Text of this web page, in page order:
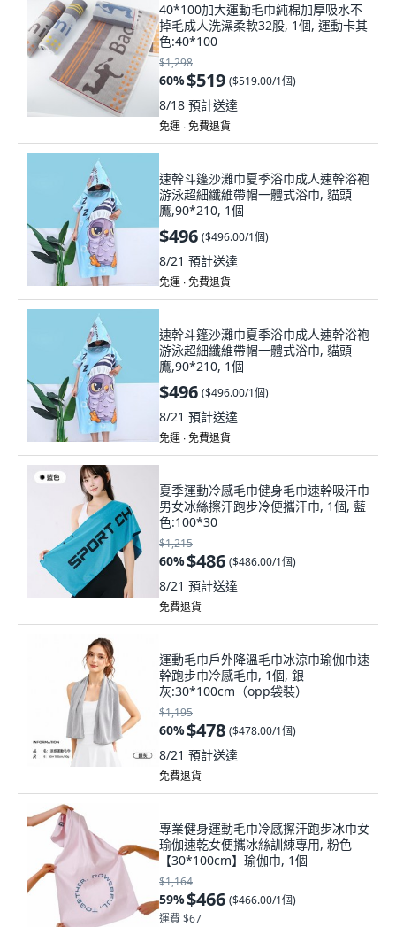
40*100加大運動毛巾純棉加厚吸水不
掉毛成人洗澡柔軟32股, 1個, 運動卡其
色:40*100
$1,298
60%$519 ($519.00/1個)
8/18 預計送達
免運 ∙ 免費退貨
速幹斗篷沙灘巾夏季浴巾成人速幹浴袍
游泳超細纖維帶帽一體式浴巾, 貓頭
鷹,90*210, 1個
$496 ($496.00/1個)
8/21 預計送達
免運 ∙ 免費退貨
速幹斗篷沙灘巾夏季浴巾成人速幹浴袍
游泳超細纖維帶帽一體式浴巾, 貓頭
鷹,90*210, 1個
$496 ($496.00/1個)
8/21 預計送達
免運 ∙ 免費退貨
夏季運動冷感毛巾健身毛巾速幹吸汗巾
男女冰絲擦汗跑步冷便攜汗巾, 1個, 藍
色:100*30
$1,215
60%$486 ($486.00/1個)
8/21 預計送達
免費退貨
運動毛巾戶外降溫毛巾冰涼巾瑜伽巾速
幹跑步巾冷感毛巾, 1個, 銀
灰:30*100cm（opp袋裝）
$1,195
60%$478 ($478.00/1個)
8/21 預計送達
免費退貨
專業健身運動毛巾冷感擦汗跑步冰巾女
瑜伽速乾女便攜冰絲訓練專用, 粉色
【30*100cm】瑜伽巾, 1個
$1,164
59%$466 ($466.00/1個)
運費 $67